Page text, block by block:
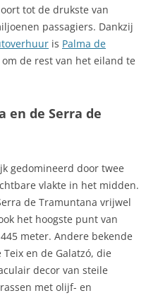
tot de drukste van
passagiers. Dankzij
is Palma de
de rest van het eiland te
en de Serra de
gedomineerd door twee
vlakte in het midden.
de Tramuntana vrijwel
het hoogste punt van
meter. Andere bekende
en de Galatzó, die
decor van steile
met olijf- en